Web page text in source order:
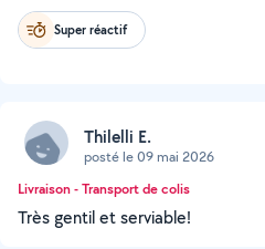
Super réactif
Thilelli E.
posté le 09 mai 2026
Livraison - Transport de colis
Très gentil et serviable!